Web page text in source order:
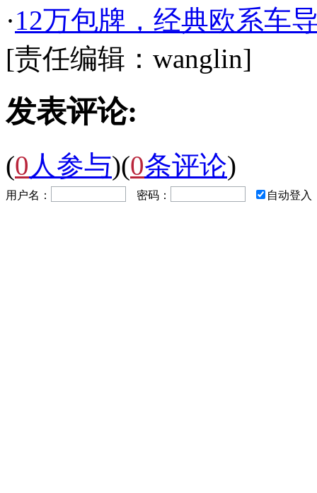
·12万包牌，经典欧系车
[责任编辑：wanglin]
发表评论:
(0 人参与)(0条评论)
用户名： 密码： 自动登入